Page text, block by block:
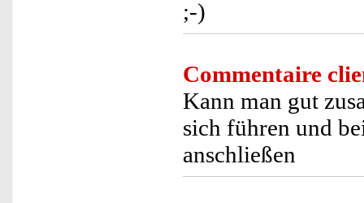
;-)
Commentaire
Kann man gut
sich führen und
anschließen